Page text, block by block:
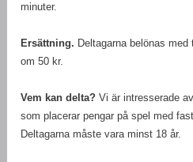
minuter.
Ersättning. Deltagarna belönas
om 50 kr.
Vem kan delta? Vi är intresserade
som placerar pengar på spel med
Deltagarna måste vara minst 18 år.